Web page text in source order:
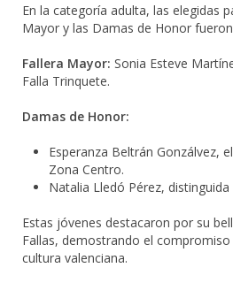
En la categoría adulta, las elegidas
Mayor y las Damas de Honor
Fallera Mayor: Sonia Esteve
Falla Trinquete.
Damas de Honor:
Esperanza Beltrán Gonzálvez,
Zona Centro.
Natalia Lledó Pérez,
Estas jóvenes destacaron por su
Fallas, demostrando el
cultura valenciana.